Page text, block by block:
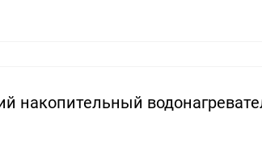
накопительный